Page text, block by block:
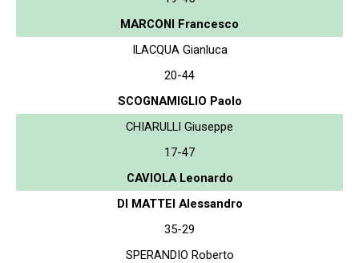
MARCONI Francesco
ILACQUA Gianluca
20-44
SCOGNAMIGLIO Paolo
CHIARULLI Giuseppe
17-47
CAVIOLA Leonardo
DI MATTEI Alessandro
35-29
SPERANDIO Roberto